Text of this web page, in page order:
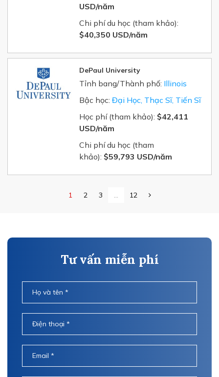
USD/năm
Chi phí du học (tham khảo):
$40,350 USD/năm
DePaul University
Tỉnh bang/Thành phố: Illinois
Bậc học: Đại Học, Thạc Sĩ, Tiến Sĩ
Học phí (tham khảo): $42,411
USD/năm
Chi phí du học (tham
khảo): $59,793 USD/năm
1 2 3 ... 12
Tư vấn miễn phí